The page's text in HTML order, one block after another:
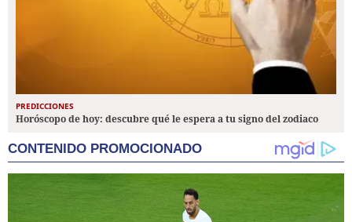
PREDICCIONES
Horóscopo de hoy: descubre qué le espera a tu signo del zodiaco
CONTENIDO PROMOCIONADO